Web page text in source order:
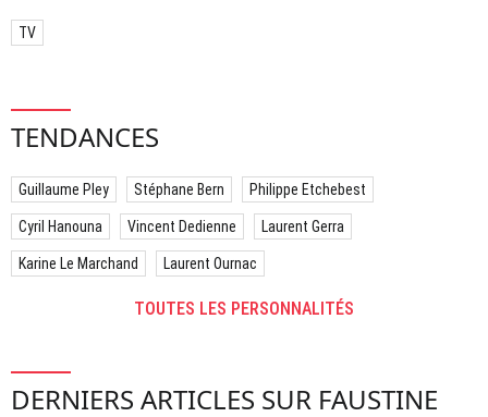
TV
TENDANCES
Guillaume Pley Stéphane Bern Philippe Etchebest
Cyril Hanouna Vincent Dedienne Laurent Gerra
Karine Le Marchand Laurent Ournac
TOUTES LES PERSONNALITÉS
DERNIERS ARTICLES SUR FAUSTINE